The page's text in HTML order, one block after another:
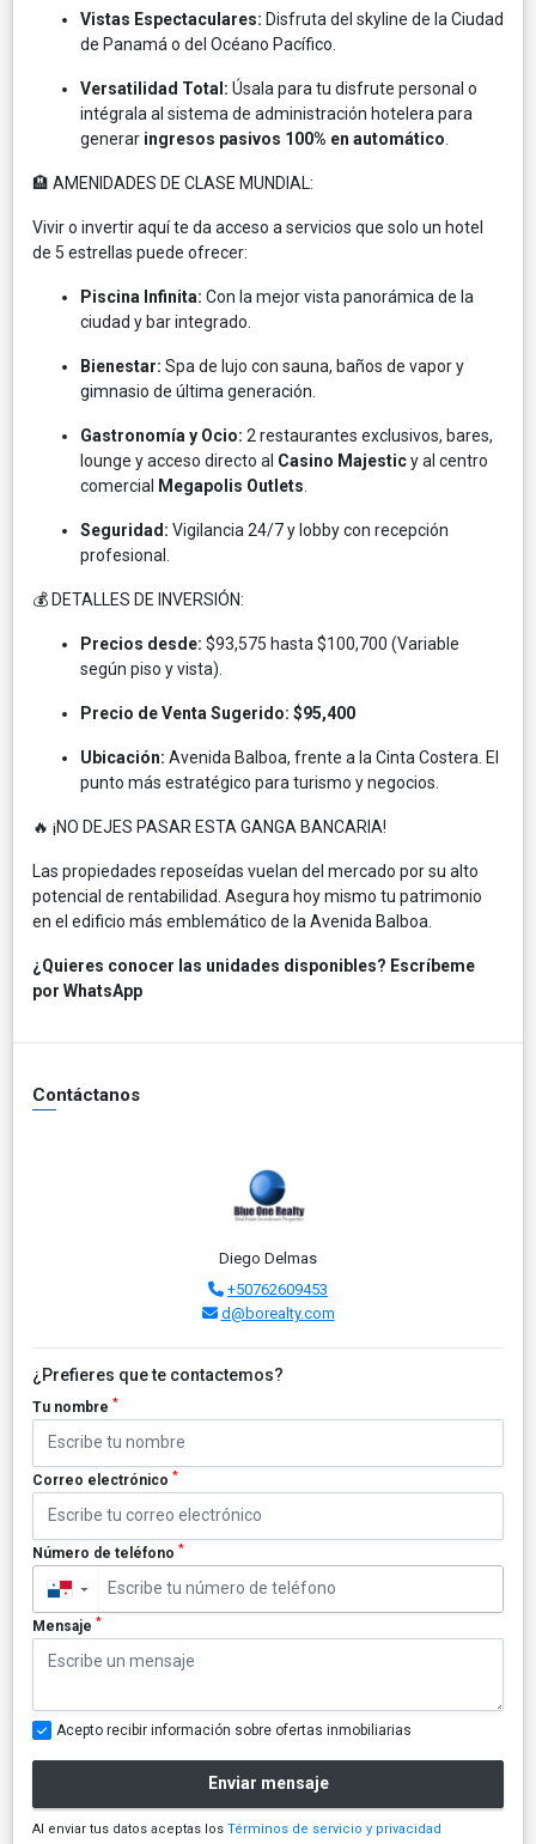
Vistas Espectaculares: Disfruta del skyline de la Ciudad
de Panamá o del Océano Pacífico.
Versatilidad Total: Úsala para tu disfrute personal o
intégrala al sistema de administración hotelera para
generar ingresos pasivos 100% en automático
🏨 AMENIDADES DE CLASE MUNDIAL:
Vivir o invertir aquí te da acceso a servicios que solo un hotel
de 5 estrellas puede ofrecer:
Piscina Infinita: Con la mejor vista panorámica de la
ciudad y bar integrado.
Bienestar: Spa de lujo con sauna, baños de vapor y
gimnasio de última generación.
Gastronomía y Ocio: 2 restaurantes exclusivos, bares,
lounge y acceso directo al Casino Majesticy al centro
comercial
Megapolis Outlets
Seguridad: Vigilancia 24/7 y lobby con recepción
profesional.
💰 DETALLES DE INVERSIÓN:
Precios desde: $93,575 hasta $100,700 (Variable
según piso y vista).
Precio de Venta Sugerido: $95,400
Ubicación: Avenida Balboa, frente a la Cinta Costera. El
punto más estratégico para turismo y negocios.
🔥 ¡NO DEJES PASAR ESTA GANGA BANCARIA!
Las propiedades reposeídas vuelan del mercado por su alto
potencial de rentabilidad. Asegura hoy mismo tu patrimonio
en el edificio más emblemático de la Avenida Balboa.
¿Quieres conocer las unidades disponibles? Escríbeme
por WhatsApp
Contáctanos
Diego Delmas
+50762609453
d@borealty.com
¿Prefieres que te contactemos?
Tu nombre *
Correo electrónico *
Número de teléfono *
▼
Mensaje *
Acepto recibir información sobre ofertas inmobiliarias
Enviar mensaje
Al enviar tus datos aceptas los Términos de servicio y privacidad